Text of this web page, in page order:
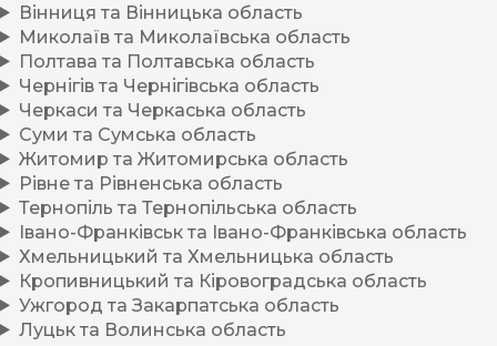
Вінниця та Вінницька область
Миколаїв та Миколаївська область
Полтава та Полтавська область
Чернігів та Чернігівська область
Черкаси та Черкаська область
Суми та Сумська область
Житомир та Житомирська область
Рівне та Рівненська область
Тернопіль та Тернопільська область
Івано-Франківськ та Івано-Франківська область
Хмельницький та Хмельницька область
Кропивницький та Кіровоградська область
Ужгород та Закарпатська область
Луцьк та Волинська область